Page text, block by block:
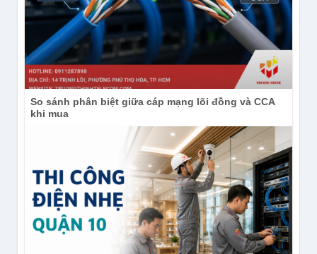
So sánh phân biệt giữa cáp mạng lõi đồng và CCA
khi mua